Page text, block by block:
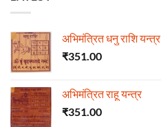
अभिमंत्रित धनु राशि यन्त्र
₹351.00
अभिमंत्रित राहू यन्त्र
₹351.00